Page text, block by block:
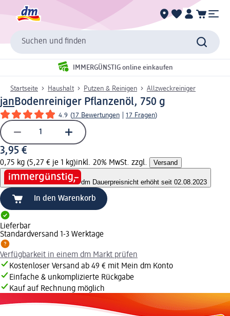
Suchen und finden
IMMERGÜNSTIG online einkaufen
Startseite Haushalt Putzen & Reinigen Allzweckreiniger
janBodenreiniger Pflanzenöl, 750 g
4.9 (17 Bewertungen 17 Fragen)
3,95 €
0,75 kg (5,27 € je 1 kg)inkl. 20% MwSt. zzgl. Versand
dm Dauerpreisnicht erhöht seit 02.08.2023
In den Warenkorb
Lieferbar
Standardversand 1-3 Werktage
Verfügbarkeit in einem dm Markt prüfen
Kostenloser Versand ab 49 € mit Mein dm Konto
Einfache & unkomplizierte Rückgabe
Kauf auf Rechnung möglich